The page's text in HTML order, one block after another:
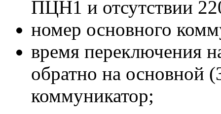
ПЦН1 и отсутствии
номер основного
время переключения
обратно на основной
коммуникатор;